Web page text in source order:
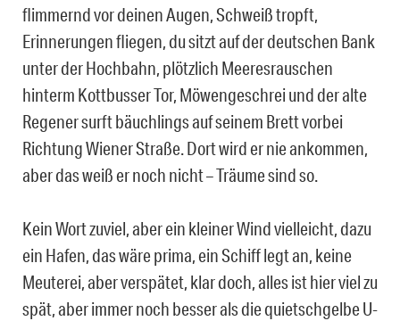
flimmernd vor deinen Augen, Schweiß tropft,
Erinnerungen fliegen, du sitzt auf der deutschen Bank
unter der Hochbahn, plötzlich Meeresrauschen
hinterm Kottbusser Tor, Möwengeschrei und der alte
Regener surft bäuchlings auf seinem Brett vorbei
Richtung Wiener Straße. Dort wird er nie ankommen,
aber das weiß er noch nicht – Träume sind so.
Kein Wort zuviel, aber ein kleiner Wind vielleicht, dazu
ein Hafen, das wäre prima, ein Schiff legt an, keine
Meuterei, aber verspätet, klar doch, alles ist hier viel zu
spät, aber immer noch besser als die quietschgelbe U-